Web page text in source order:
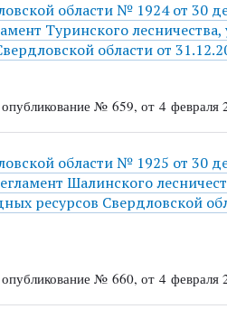
области № 1924 от 30
Туринского
области от
№ 659, от 4 февраля
области № 1925 от 30
Шалинского
ресурсов Свердловской
№ 660, от 4 февраля